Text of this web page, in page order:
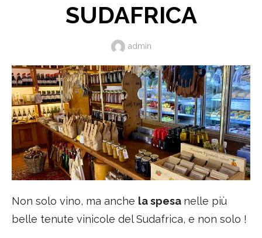
SUDAFRICA
Author
admin
Non solo vino, ma anche la spesa nelle più
belle tenute vinicole del Sudafrica, e non solo !